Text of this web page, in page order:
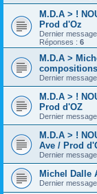
M.D.A > !
Prod d'Oz
Dernier
Réponses : 6
M.D.A >
Dernier
M.D.A > !
Prod d'OZ
Dernier
M.D.A > !
Ave / Prod
Dernier
Michel Dalle
Dernier